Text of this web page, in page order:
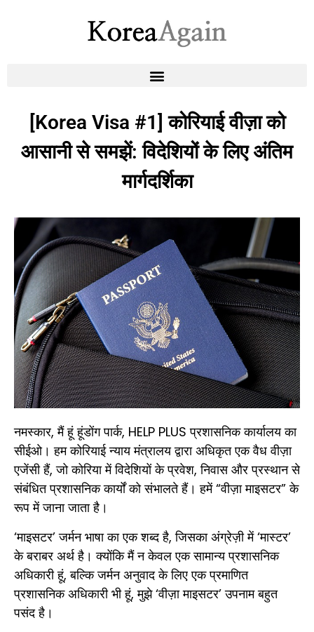
[Korea Visa #1] कोरियाई वीज़ा को
आसानी से समझें: विदेशियों के लिए अंतिम
मार्गदर्शिका
नमस्कार, मैं हूं हूंडोंग पार्क, HELP PLUS प्रशासनिक कार्यालय का
सीईओ। हम कोरियाई न्याय मंत्रालय द्वारा अधिकृत एक वैध वीज़ा
एजेंसी हैं, जो कोरिया में विदेशियों के प्रवेश, निवास और प्रस्थान से
संबंधित प्रशासनिक कार्यों को संभालते हैं। हमें “वीज़ा माइसटर” के
रूप में जाना जाता है।
‘माइसटर’ जर्मन भाषा का एक शब्द है, जिसका अंग्रेज़ी में ‘मास्टर’
के बराबर अर्थ है। क्योंकि मैं न केवल एक सामान्य प्रशासनिक
अधिकारी हूं, बल्कि जर्मन अनुवाद के लिए एक प्रमाणित
प्रशासनिक अधिकारी भी हूं, मुझे ‘वीज़ा माइसटर’ उपनाम बहुत
पसंद है।